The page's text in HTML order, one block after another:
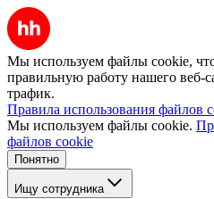
Мы используем файлы cookie,
правильную работу нашего веб-
трафик.
Правила использования файлов
Мы используем файлы cookie.
файлов cookie
Понятно
Ищу сотрудника